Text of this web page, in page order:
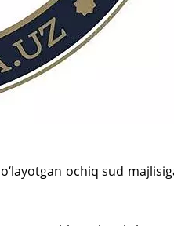
ochiq sud